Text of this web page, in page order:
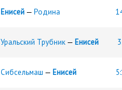
Енисей — Родина
Уральский Трубник — Енисей
Сибсельмаш — Енисей